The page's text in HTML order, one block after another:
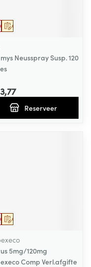
Op voorschrift
Geneesmiddel
Neusspray Susp. 120
Reserveer
Op voorschrift
Geneesmiddel
5mg/120mg
Comp Verl.afgifte